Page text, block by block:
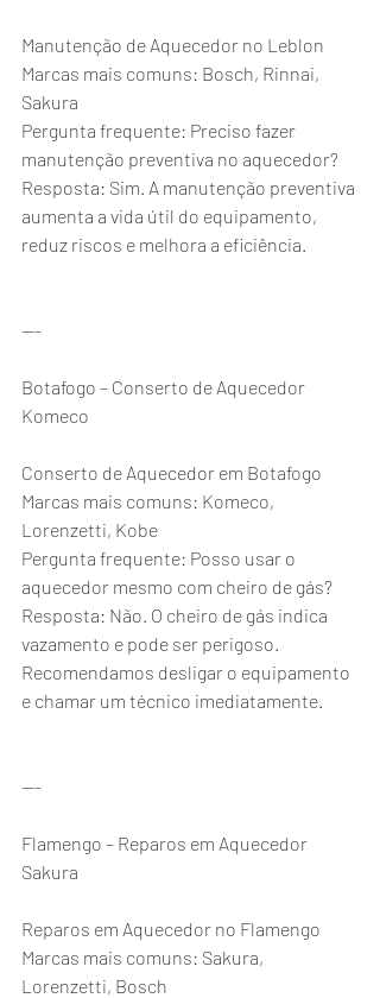
Manutenção de Aquecedor no Leblon
Marcas mais comuns: Bosch, Rinnai,
Sakura
Pergunta frequente: Preciso fazer
manutenção preventiva no aquecedor?
Resposta: Sim. A manutenção preventiva
aumenta a vida útil do equipamento,
reduz riscos e melhora a eficiência.
---
Botafogo – Conserto de Aquecedor
Komeco
Conserto de Aquecedor em Botafogo
Marcas mais comuns: Komeco,
Lorenzetti, Kobe
Pergunta frequente: Posso usar o
aquecedor mesmo com cheiro de gás?
Resposta: Não. O cheiro de gás indica
vazamento e pode ser perigoso.
Recomendamos desligar o equipamento
e chamar um técnico imediatamente.
---
Flamengo – Reparos em Aquecedor
Sakura
Reparos em Aquecedor no Flamengo
Marcas mais comuns: Sakura,
Lorenzetti, Bosch